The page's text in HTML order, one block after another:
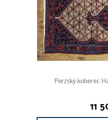
Perzský koberec
11